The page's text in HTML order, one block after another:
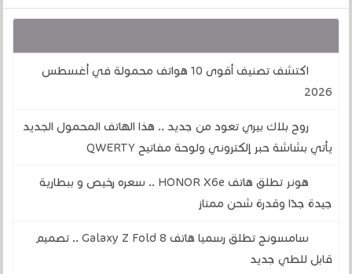
اكتشف تصنيف أقوى 10 هواتف محمولة في أغسطس
2026
روح بلاك بيري تعود من جديد .. هذا الهاتف المحمول الجديد
يأتي بشاشة حبر إلكتروني ولوحة مفاتيح QWERTY
هونر تطلق هاتف HONOR X6e .. سعره رخيص و ببطارية
جيدة جدًا وقدرة شحن ممتاز
سامسونج تطلق رسميا هاتف Galaxy Z Fold 8 .. تصميم
قابل للطي جديد